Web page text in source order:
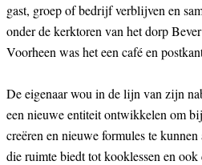
gast, groep of bedrijf verblijven en
onder de kerktoren van het dorp
Voorheen was het een café en
De eigenaar wou in de lijn van zijn
een nieuwe entiteit ontwikkelen om
creëren en nieuwe formules te
die ruimte biedt tot kooklessen en ook